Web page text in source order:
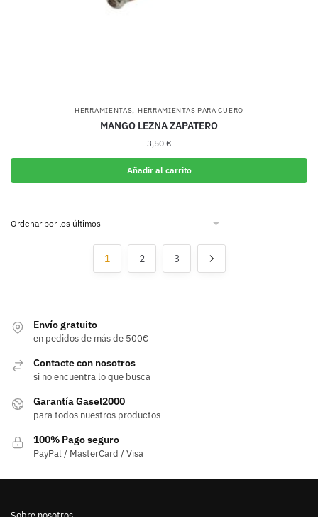
HERRAMIENTAS, HERRAMIENTAS PARA CUERO
MANGO LEZNA ZAPATERO
3,50 €
Añadir al carrito
1 2 3
Envío gratuito
en pedidos de más de 500€
Contacte con nosotros
si no encuentra lo que busca
Garantía Gasel2000
para todos nuestros productos
100% Pago seguro
PayPal / MasterCard / Visa